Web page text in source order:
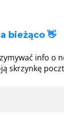
bieżąco 👋
info o
skrzynkę